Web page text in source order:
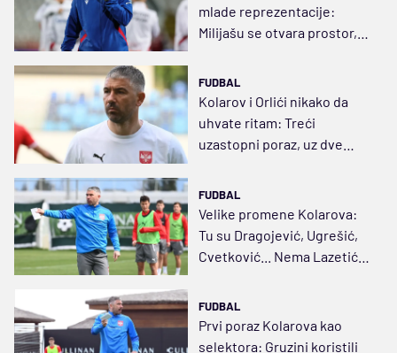
mlade reprezentacije:
Milijašu se otvara prostor,
FUDBAL
Kolarov i Orlići nikako da
uhvate ritam: Treći
uzastopni poraz, uz dve
FUDBAL
Velike promene Kolarova:
Tu su Dragojević, Ugrešić,
Cvetković... Nema Lazetića,
FUDBAL
Prvi poraz Kolarova kao
selektora: Gruzini koristili